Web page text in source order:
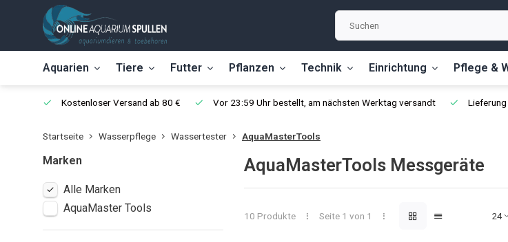
Aquarien Tiere Futter Pflanzen Technik Einrichtung Pflege &
Kostenloser Versand ab 80 € Vor 23:59 Uhr bestellt, am nächsten Werktag versandt
Startseite Wasserpflege Wassertester AquaMasterTools
Marken
Alle Marken
AquaMaster Tools
AquaMasterTools Messgeräte
10 Produkte Seite 1 von 1